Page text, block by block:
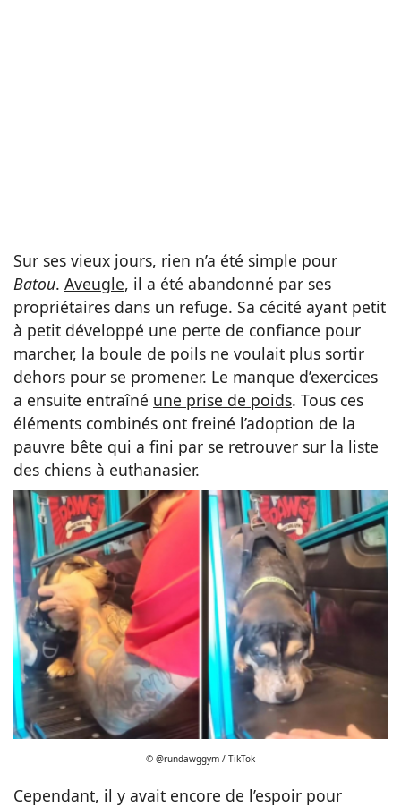
Sur ses vieux jours, rien n’a été simple pour
Batou. Aveugle, il a été abandonné par ses
propriétaires dans un refuge. Sa cécité ayant petit
à petit développé une perte de confiance pour
marcher, la boule de poils ne voulait plus sortir
dehors pour se promener. Le manque d’exercices
a ensuite entraîné une prise de poids. Tous ces
éléments combinés ont freiné l’adoption de la
pauvre bête qui a fini par se retrouver sur la liste
des chiens à euthanasier.
© @rundawggym / TikTok
Cependant, il y avait encore de l’espoir pour